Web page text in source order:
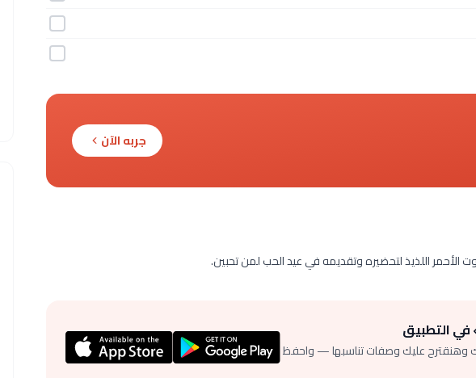
جربه الآن
الأحمر اللذيذ لتحضيره وتقديمه في عيد الحب لمن تحبين.
في التطبيق
وهنقترح عليك وصفات تناسبها — واحفظ